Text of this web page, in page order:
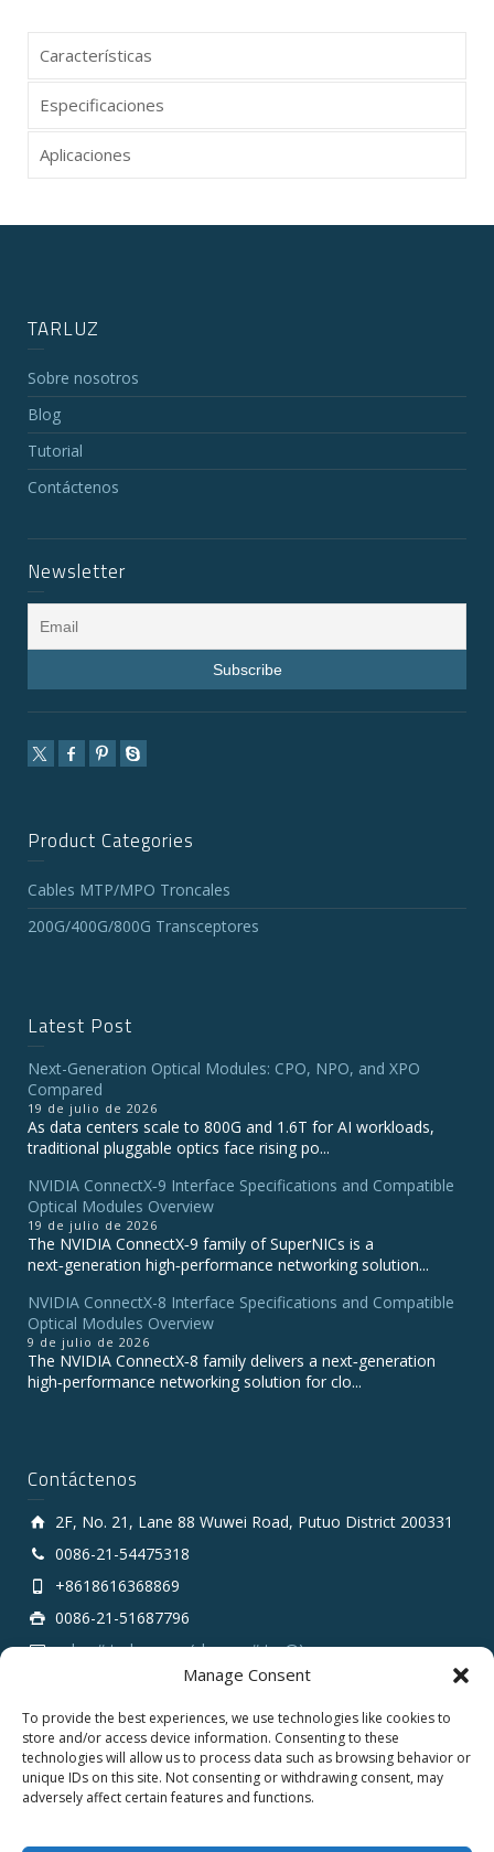
Manage Consent
To provide the best experiences, we use technologies like cookies to
store and/or access device information. Consenting to these
technologies will allow us to process data such as browsing behavior or
unique IDs on this site. Not consenting or withdrawing consent, may
adversely affect certain features and functions.
Características
Especificaciones
Aplicaciones
TARLUZ
Sobre nosotros
Blog
Tutorial
Contáctenos
Newsletter
Product Categories
Cables MTP/MPO Troncales
200G/400G/800G Transceptores
Latest Post
Next-Generation Optical Modules: CPO, NPO, and XPO
Compared
19 de julio de 2026
As data centers scale to 800G and 1.6T for AI workloads,
traditional pluggable optics face rising po...
NVIDIA ConnectX‑9 Interface Specifications and Compatible
Optical Modules Overview
19 de julio de 2026
The NVIDIA ConnectX‑9 family of SuperNICs is a
next‑generation high‑performance networking solution...
NVIDIA ConnectX-8 Interface Specifications and Compatible
Optical Modules Overview
9 de julio de 2026
The NVIDIA ConnectX‑8 family delivers a next‑generation
high‑performance networking solution for clo...
Contáctenos
2F, No. 21, Lane 88 Wuwei Road, Putuo District 200331
0086-21-54475318
+8618616368869
0086-21-51687796
sales # tarluz.com (change # to @)
Copyright 2025 © SHANGHAI TARLUZ TELECOM TECH.